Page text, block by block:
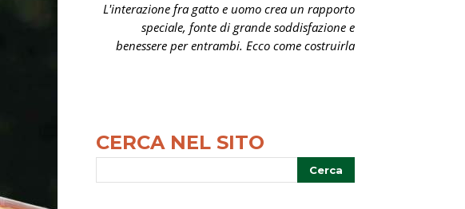
L'interazione fra gatto e uomo crea un rapporto
speciale, fonte di grande soddisfazione e
benessere per entrambi. Ecco come costruirla
CERCA NEL SITO